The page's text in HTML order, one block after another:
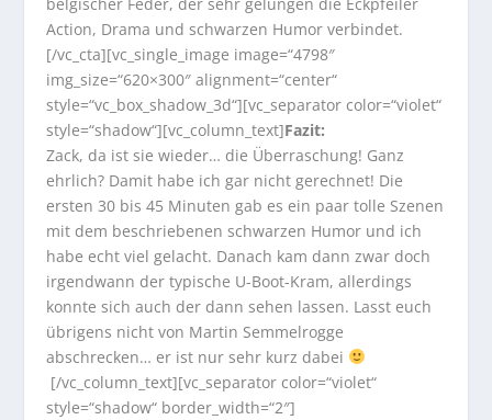
Action, Drama und schwarzen Humor verbindet.
[/vc_cta][vc_single_image image=“4798″
img_size=“620×300″ alignment=“center“
style=“vc_box_shadow_3d“][vc_separator color=“violet“
style=“shadow“][vc_column_text]Fazit:
Zack, da ist sie wieder… die Überraschung! Ganz
ehrlich? Damit habe ich gar nicht gerechnet! Die
ersten 30 bis 45 Minuten gab es ein paar tolle Szenen
mit dem beschriebenen schwarzen Humor und ich
habe echt viel gelacht. Danach kam dann zwar doch
irgendwann der typische U-Boot-Kram, allerdings
konnte sich auch der dann sehen lassen. Lasst euch
übrigens nicht von Martin Semmelrogge
abschrecken… er ist nur sehr kurz dabei
[/vc_column_text][vc_separator color=“violet“
style=“shadow“ border_width=“2″]